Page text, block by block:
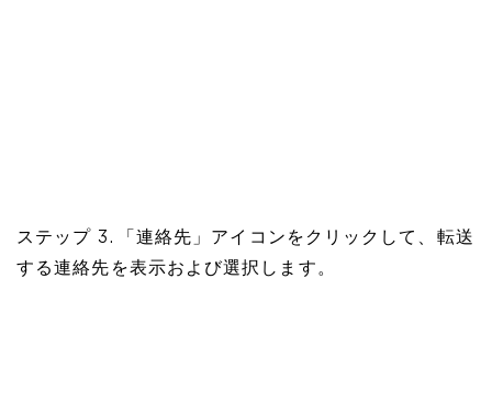
ステップ 3. 「連絡先」アイコンをクリックして、転送
する連絡先を表示および選択します。